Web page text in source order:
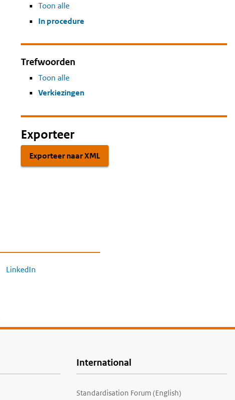
Toon alle
In procedure
Trefwoorden
Toon alle
Verkiezingen
Exporteer
Exporteer naar XML
LinkedIn
International
Standardisation Forum (English)